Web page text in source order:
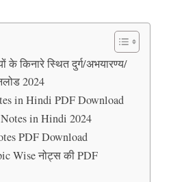
के किनारे स्थित दुर्ग/अभयारण्य/
2024
in Hindi PDF Download
in Hindi 2024
PDF Download
Wise नोट्स की PDF